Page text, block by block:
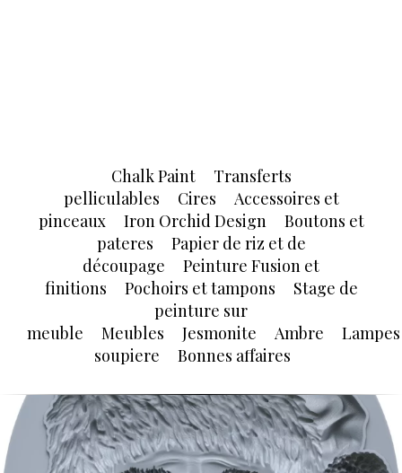
Chalk Paint
Transferts
pelliculables
Cires
Accessoires et
pinceaux
Iron Orchid Design
Boutons et
pateres
Papier de riz et de
découpage
Peinture Fusion et
finitions
Pochoirs et tampons
Stage de
peinture sur
meuble
Meubles Jesmonite Ambre
Lampes
soupiere
Bonnes affaires